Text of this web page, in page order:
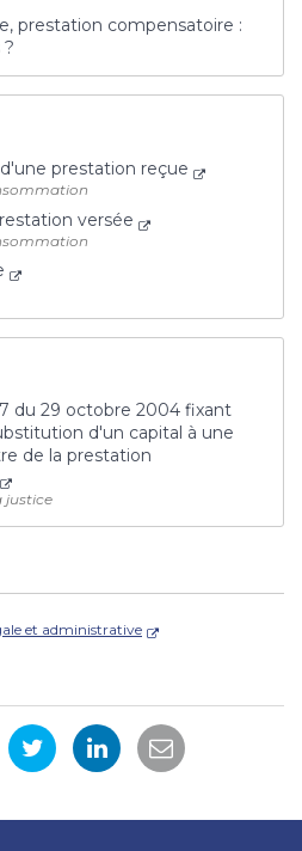
prestation compensatoire :
prestation reçue
versée
du 29 octobre 2004 fixant
d'un capital à une
de la prestation
justice
et administrative
PartagerPartagerPartager